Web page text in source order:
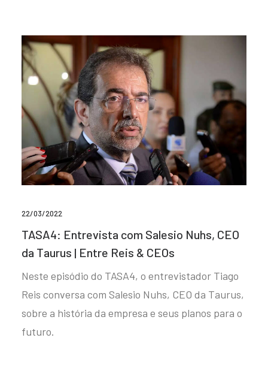
22/03/2022
TASA4: Entrevista com Salesio Nuhs, CEO
da Taurus | Entre Reis & CEOs
Neste episódio do TASA4, o entrevistador Tiago
Reis conversa com Salesio Nuhs, CEO da Taurus,
sobre a história da empresa e seus planos para o
futuro.